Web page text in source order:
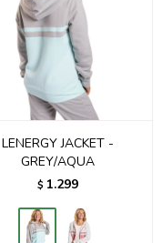
LENERGY JACKET -
GREY/AQUA
$ 1.299